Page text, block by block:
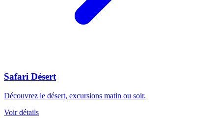
Safari Désert
Découvrez le désert, excursions matin ou soir.
Voir détails